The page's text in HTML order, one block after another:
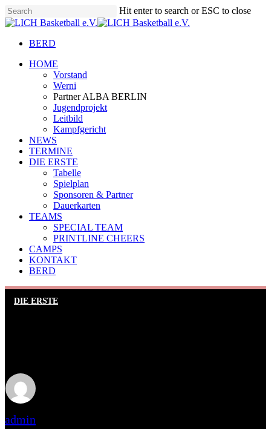
Skip
to
content
Hit enter to search or ESC to close
Close
BERD
Menu
HOME
Vorstand
Werni
Partner ALBA BERLIN
Jugendprojekt
Leitbild
Kampfgericht
NEWS
TERMINE
DIE ERSTE
Tabelle
Spielplan
Sponsoren & Partner
Dauerkarten
TEAMS
SPECIAL TEAM
PRINTLINE CHEERS
CAMPS
KONTAKT
BERD
DIE ERSTE
admin